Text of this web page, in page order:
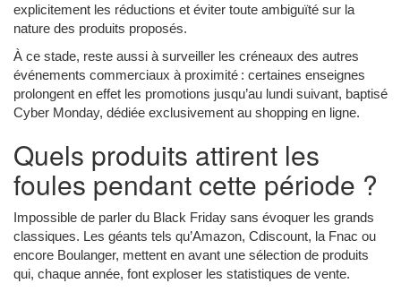
explicitement les réductions et éviter toute ambiguïté sur la
nature des produits proposés.
À ce stade, reste aussi à surveiller les créneaux des autres
événements commerciaux à proximité : certaines enseignes
prolongent en effet les promotions jusqu’au lundi suivant, baptisé
Cyber Monday, dédiée exclusivement au shopping en ligne.
Quels produits attirent les
foules pendant cette période ?
Impossible de parler du Black Friday sans évoquer les grands
classiques. Les géants tels qu’Amazon, Cdiscount, la Fnac ou
encore Boulanger, mettent en avant une sélection de produits
qui, chaque année, font exploser les statistiques de vente.